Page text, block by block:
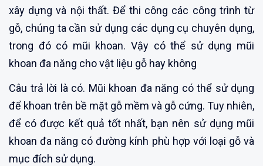
xây dựng và nội thất. Để thi công các công trình từ
gỗ, chúng ta cần sử dụng các dụng cụ chuyên dụng,
trong đó có mũi khoan. Vậy có thể sử dụng mũi
khoan đa năng cho vật liệu gỗ hay không
Câu trả lời là có. Mũi khoan đa năng có thể sử dụng
để khoan trên bề mặt gỗ mềm và gỗ cứng. Tuy nhiên,
để có được kết quả tốt nhất, bạn nên sử dụng mũi
khoan đa năng có đường kính phù hợp với loại gỗ và
mục đích sử dụng.